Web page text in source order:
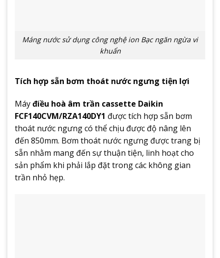
Máng nước sử dụng công nghệ ion Bạc ngăn ngừa vi
khuẩn
Tích hợp sẵn bơm thoát nước ngưng tiện lợi
Máyđiều hoà âm trần cassette Daikin
FCF140CVM/RZA140DY1 được tích hợp sẵn bơm
thoát nước ngưng có thể chịu được độ nâng lên
đến 850mm. Bơm thoát nước ngưng được trang bị
sẵn nhằm mang đến sự thuận tiện, linh hoạt cho
sản phẩm khi phải lắp đặt trong các không gian
trần nhỏ hẹp.